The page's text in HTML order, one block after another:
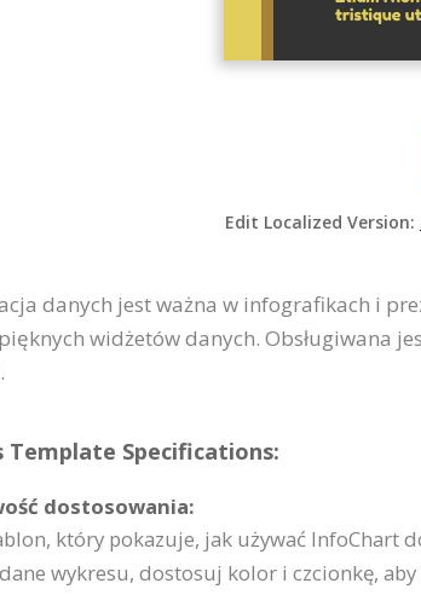
Edit Localized Version:
danych jest ważna w infografikach i
widżetów danych. Obsługiwana
Template Specifications:
dostosowania:
który pokazuje, jak używać InfoChart
wykresu, dostosuj kolor i czcionkę,